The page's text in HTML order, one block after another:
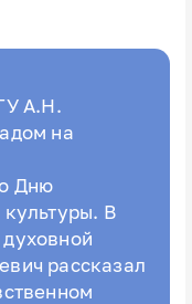
А.Н.
на
Дню
культуры. В
рассказал